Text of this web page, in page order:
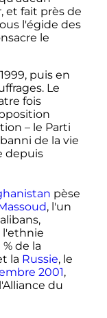
et fait près de
l'égide des
le
puis en
Le
fois
– le Parti
de la vie
depuis
pèse
, l'un
l'ethnie
% de la
la Russie, le
2001,
du